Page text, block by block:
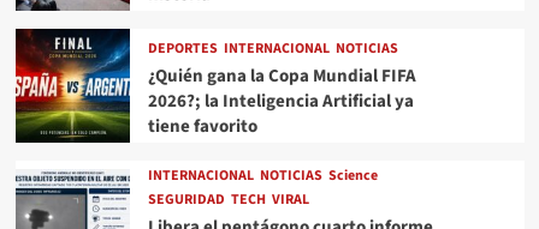
DEPORTES INTERNACIONAL NOTICIAS
¿Quién gana la Copa Mundial FIFA
2026?; la Inteligencia Artificial ya
tiene favorito
INTERNACIONAL NOTICIAS Science
SEGURIDAD TECH VIRAL